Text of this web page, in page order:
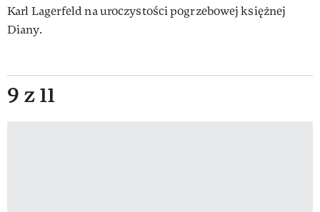
Karl Lagerfeld na uroczystości pogrzebowej księżnej
Diany.
9 z 11